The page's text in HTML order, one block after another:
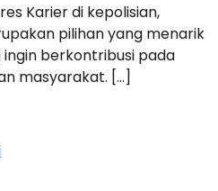
Karier di kepolisian,
pilihan yang menarik
berkontribusi pada
masyarakat. […]